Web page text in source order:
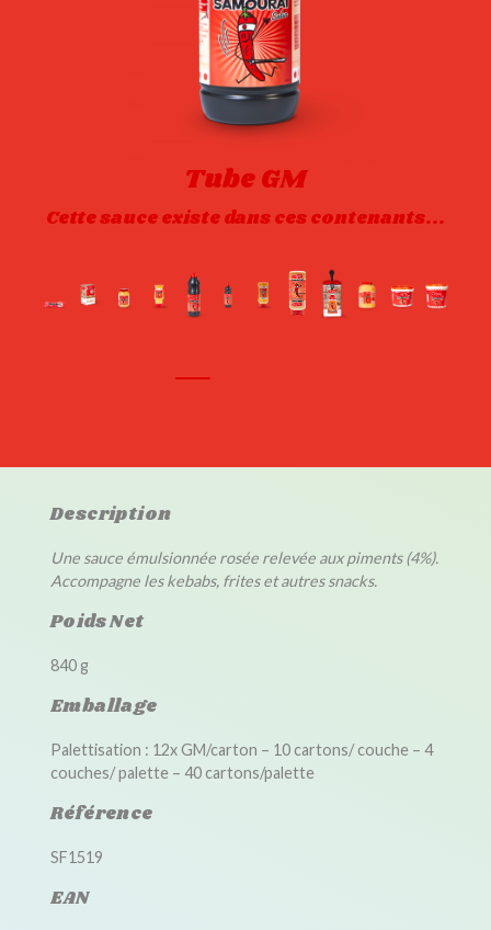
Tube GM
Cette sauce existe dans ces contenants...
Description
Une sauce émulsionnée rosée relevée aux piments (4%).
Accompagne les kebabs, frites et autres snacks.
Poids Net
840 g
Emballage
Palettisation : 12x GM/carton – 10 cartons/ couche – 4
couches/ palette – 40 cartons/palette
Référence
SF1519
EAN